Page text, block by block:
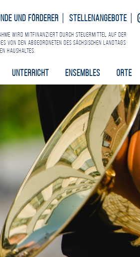
und Förderer Stellenangebote
wird mitfinanziert durch Steuermittel auf der
von den Abgeordneten des Sächsischen Landtags
Haushaltes.
Unterricht Ensembles Orte